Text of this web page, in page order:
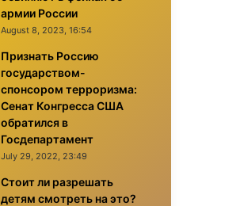
армии России
August 8, 2023, 16:54
Признать Россию
государством-
спонсором терроризма:
Сенат Конгресса США
обратился в
Госдепартамент
July 29, 2022, 23:49
Стоит ли разрешать
детям смотреть на это?